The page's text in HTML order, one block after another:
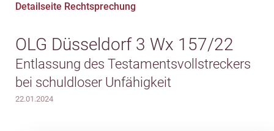
Detailseite Rechtsprechung
OLG Düsseldorf 3 Wx 157/22
Entlassung des Testamentsvollstreckers
bei schuldloser Unfähigkeit
22.01.2024